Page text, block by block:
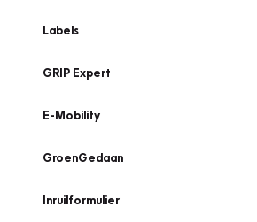
Labels
GRIP Expert
E-Mobility
GroenGedaan
Inruilformulier